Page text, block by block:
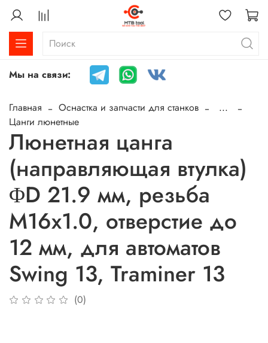
Мы на связи:
Главная Оснастка и запчасти для станков
...
Цанги люнетные
Люнетная цанга
(направляющая втулка)
ΦD 21.9 мм, резьба
M16x1.0, отверстие до
12 мм, для автоматов
Swing 13, Traminer 13
(0)